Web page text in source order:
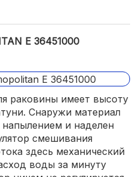
E 36451000
раковины имеет высоту
Снаружи материал
и наделен
смешивания
здесь механический
воды за минуту